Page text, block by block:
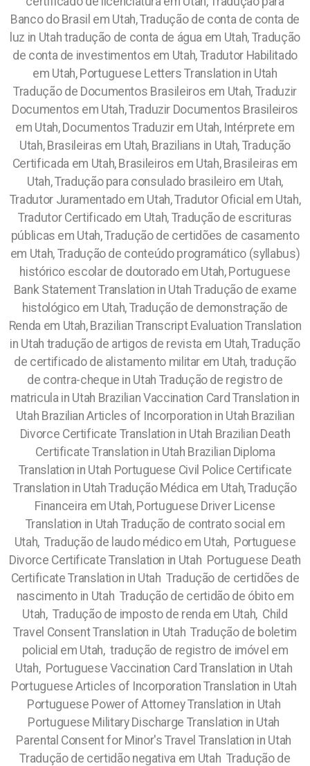
Banco do Brasil em Utah, Tradução de conta de conta de
luz in Utah tradução de conta de água em Utah, Tradução
de conta de investimentos em Utah, Tradutor Habilitado
em Utah, Portuguese Letters Translation in Utah
Tradução de Documentos Brasileiros em Utah, Traduzir
Documentos em Utah, Traduzir Documentos Brasileiros
em Utah, Documentos Traduzir em Utah, Intérprete em
Utah, Brasileiras em Utah, Brazilians in Utah, Tradução
Certificada em Utah, Brasileiros em Utah, Brasileiras em
Utah, Tradução para consulado brasileiro em Utah,
Tradutor Juramentado em Utah, Tradutor Oficial em Utah,
Tradutor Certificado em Utah, Tradução de escrituras
públicas em Utah, Tradução de certidões de casamento
em Utah, Tradução de conteúdo programático (syllabus)
histórico escolar de doutorado em Utah, Portuguese
Bank Statement Translation in Utah Tradução de exame
histológico em Utah, Tradução de demonstração de
Renda em Utah, Brazilian Transcript Evaluation Translation
in Utah tradução de artigos de revista em Utah, Tradução
de certificado de alistamento militar em Utah, tradução
de contra-cheque in Utah Tradução de registro de
matricula in Utah Brazilian Vaccination Card Translation in
Utah Brazilian Articles of Incorporation in Utah Brazilian
Divorce Certificate Translation in Utah Brazilian Death
Certificate Translation in Utah Brazilian Diploma
Translation in Utah Portuguese Civil Police Certificate
Translation in Utah Tradução Médica em Utah, Tradução
Financeira em Utah, Portuguese Driver License
Translation in Utah Tradução de contrato social em
Utah, Tradução de laudo médico em Utah, Portuguese
Divorce Certificate Translation in Utah Portuguese Death
Certificate Translation in Utah Tradução de certidões de
nascimento in Utah Tradução de certidão de óbito em
Utah, Tradução de imposto de renda em Utah, Child
Travel Consent Translation in Utah Tradução de boletim
policial em Utah, tradução de registro de imóvel em
Utah, Portuguese Vaccination Card Translation in Utah
Portuguese Articles of Incorporation Translation in Utah
Portuguese Power of Attorney Translation in Utah
Portuguese Military Discharge Translation in Utah
Parental Consent for Minor's Travel Translation in Utah
Tradução de certidão negativa em Utah Tradução de